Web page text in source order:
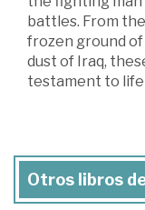
battles. From
frozen ground
dust of Iraq,
testament to
Otros libros